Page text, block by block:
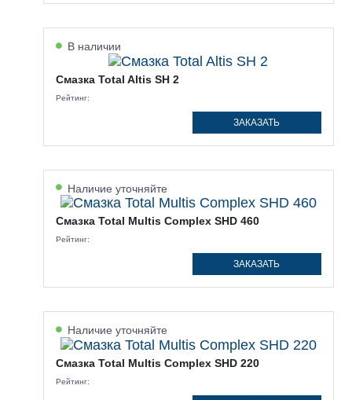
В наличии
Смазка Total Altis SH 2
Рейтинг:
ЗАКАЗАТЬ
Наличие уточняйте
Смазка Total Multis Complex SHD 460
Рейтинг:
ЗАКАЗАТЬ
Наличие уточняйте
Смазка Total Multis Complex SHD 220
Рейтинг: